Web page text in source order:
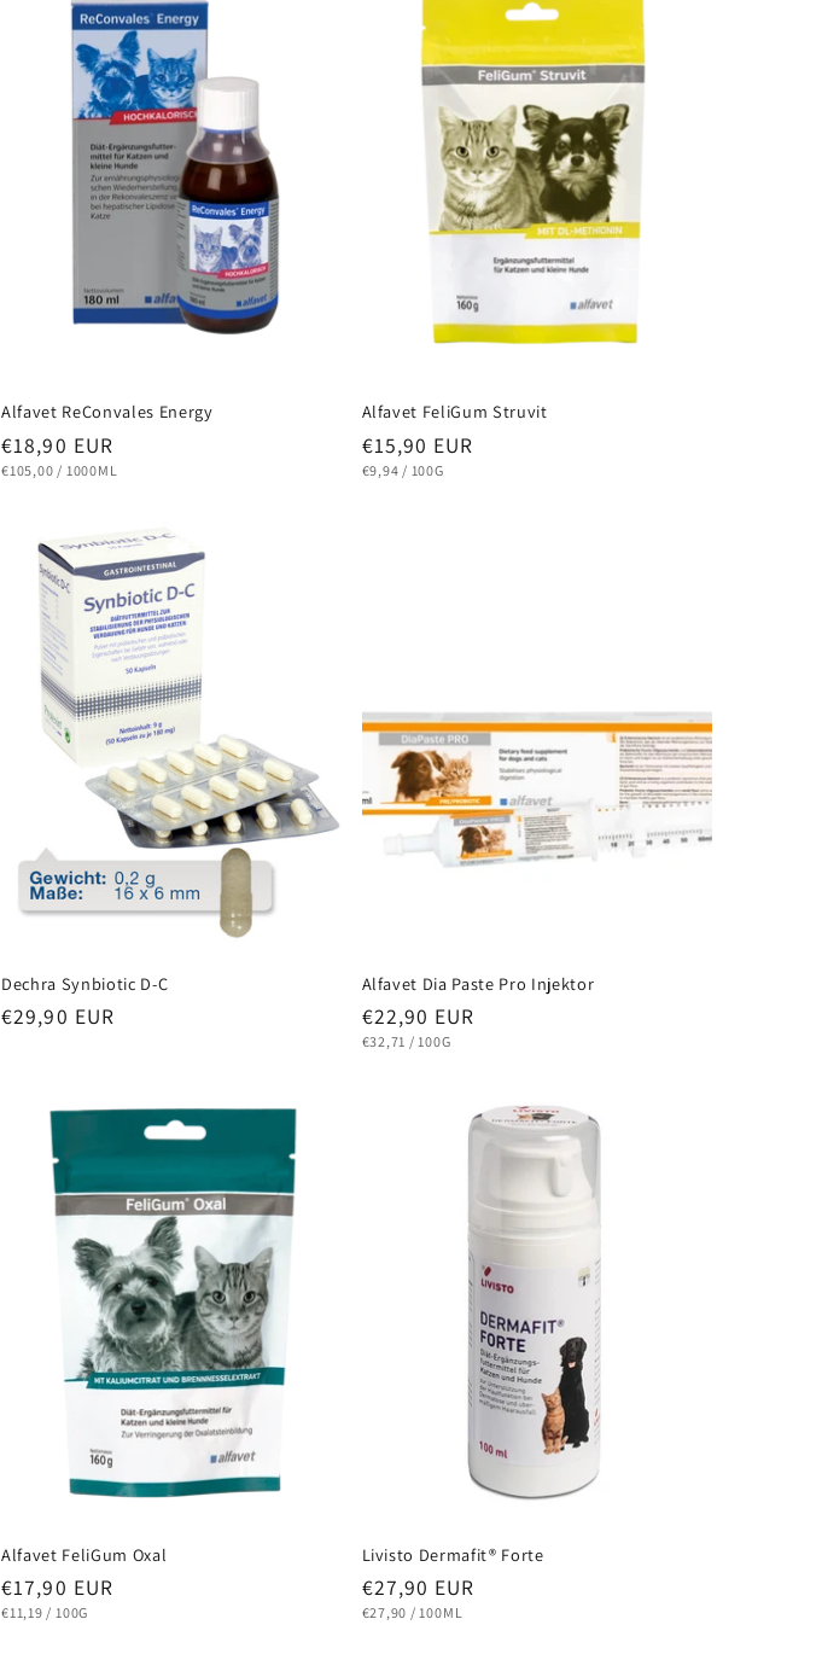
Alfavet ReConvales Energy
Normaler
Preis
€18,90 EUR
STÜCKPREIS
€105,00 / PRO
1000ML
Alfavet FeliGum Struvit
Normaler
Preis
€15,90 EUR
STÜCKPREIS
€9,94 / PRO
100G
Dechra Synbiotic D-C
Normaler
€29,90 EUR
Alfavet Dia Paste Pro Injektor
Normaler
Preis
€22,90 EUR
STÜCKPREIS
€32,71 / PRO
100G
Alfavet FeliGum Oxal
Normaler
Preis
€17,90 EUR
STÜCKPREIS
€11,19 / PRO
100G
Livisto Dermafit® Forte
Normaler
Preis
€27,90 EUR
STÜCKPREIS
€27,90 / PRO
100ML